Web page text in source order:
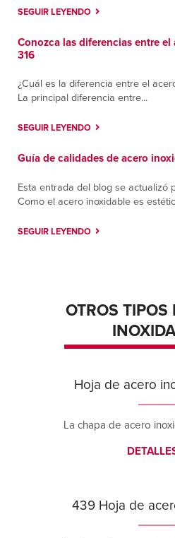
SEGUIR LEYENDO
Conozca las diferencias entre
316
¿Cuál es la diferencia entre el
La principal diferencia entre...
SEGUIR LEYENDO
Guía de calidades de acero
Esta entrada del blog se actualizó
Como el acero inoxidable es
SEGUIR LEYENDO
OTROS TIPOS
Hoja de acero
La chapa de acero
439 Hoja de